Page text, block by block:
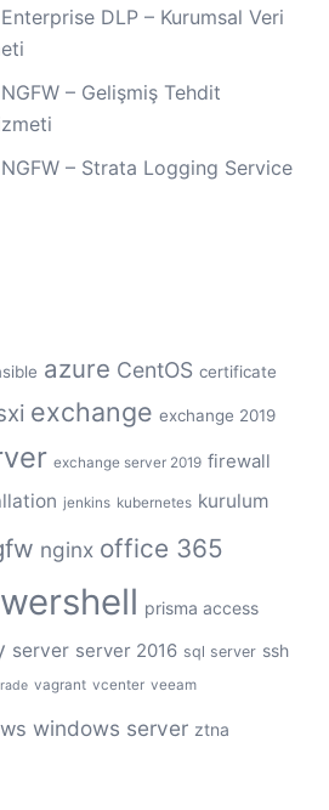
DLP – Kurumsal Veri
– Gelişmiş Tehdit
– Strata Logging Service
azure CentOS certificate
exchange exchange 2019
exchange server 2019 firewall
jenkins kubernetes kurulum
nginx office 365
prisma access
server server 2016 sql server ssh
vagrant vcenter veeam
windows server ztna